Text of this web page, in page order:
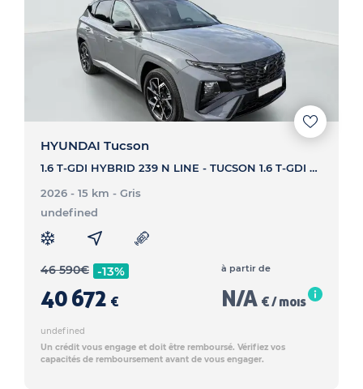
HYUNDAI Tucson
1.6 T-GDI HYBRID 239 N LINE - TUCSON 1.6 T-GDI HYBRID 239 N LINE
2026 - 15 km - Gris
undefined
46 590€ -13%
40 672 €
à partir de
N/A € / mois
undefined
Un crédit vous engage et doit être remboursé. Vérifiez vos
capacités de remboursement avant de vous engager.